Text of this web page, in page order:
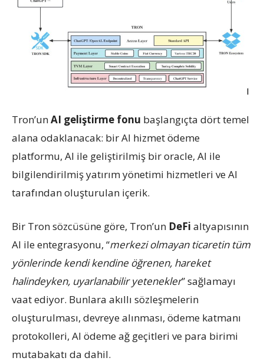
Tron’unAI geliştirme fonu başlangıçta dört temel
alana odaklanacak: bir AI hizmet ödeme
platformu, AI ile geliştirilmiş bir oracle, AI ile
bilgilendirilmiş yatırım yönetimi hizmetleri ve AI
tarafından oluşturulan içerik.
Bir Tron sözcüsüne göre, Tron’un DeFi altyapısının
AI ile entegrasyonu, “merkezi olmayan ticaretin tüm
yönlerinde kendi kendine öğrenen, hareket
halindeyken, uyarlanabilir yetenekler” sağlamayı
vaat ediyor. Bunlara akıllı sözleşmelerin
oluşturulması, devreye alınması, ödeme katmanı
protokolleri, AI ödeme ağ geçitleri ve para birimi
mutabakatı da dahil.